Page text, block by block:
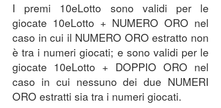
I premi 10eLotto sono validi per le
giocate 10eLotto + NUMERO ORO nel
caso in cui il NUMERO ORO estratto non
è tra i numeri giocati; e sono validi per le
giocate 10eLotto + DOPPIO ORO nel
caso in cui nessuno dei due NUMERI
ORO estratti sia tra i numeri giocati.